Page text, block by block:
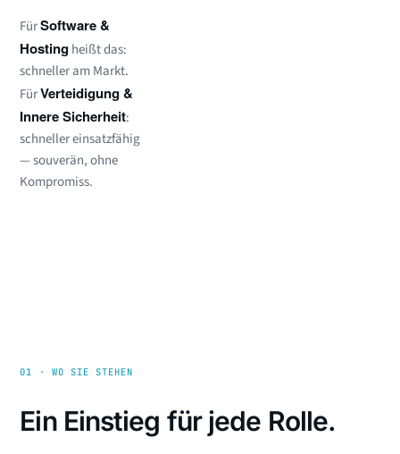
FürSoftware &
Hostingheißt das:
schneller am Markt.
FürVerteidigung &
Innere Sicherheit:
schneller einsatzfähig
— souverän, ohne
Kompromiss.
01 · WO SIE STEHEN
Ein Einstieg für jede Rolle.